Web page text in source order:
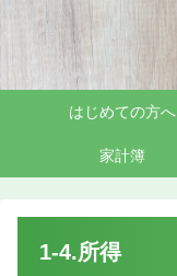
はじめての方へ
家計簿
1-4.所得